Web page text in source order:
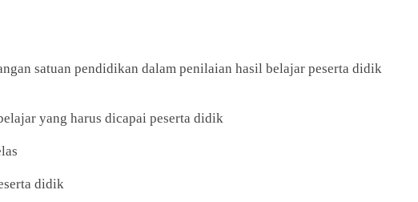
satuan pendidikan dalam penilaian hasil belajar peserta didik
yang harus dicapai peserta didik
didik